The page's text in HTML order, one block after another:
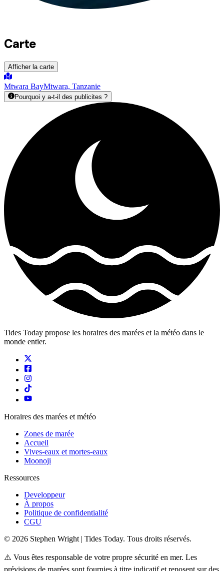
Carte
Afficher la carte
Mtwara BayMtwara, Tanzanie
Pourquoi y a-t-il des publicites ?
Tides Today propose les horaires des marées et la météo dans le
monde entier.
Horaires des marées et météo
Zones de marée
Accueil
Vives-eaux et mortes-eaux
Moonoji
Ressources
Developpeur
À propos
Politique de confidentialité
CGU
© 2026 Stephen Wright | Tides Today. Tous droits réservés.
⚠️ Vous êtes responsable de votre propre sécurité en mer. Les
prévisions de marées sont fournies à titre indicatif et reposent sur des